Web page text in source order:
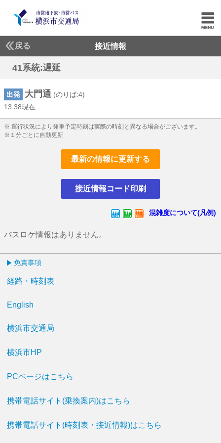
戻る 接近情報
41系統:遅延
出発 大門通 (のりば:4)
13:38現在
※ 運行状況により発車予定時刻は実際の時刻と異なる場合がございます。
※１分ごとに自動更新
最新の情報に更新する
接近情報コード印刷
混雑度について(凡例)
バスロケ情報はありません。
免責事項
経路・時刻表
English
横浜市交通局
横浜市HP
PCページはこちら
携帯電話サイト(乗換案内)はこちら
携帯電話サイト(時刻表・接近情報)はこちら